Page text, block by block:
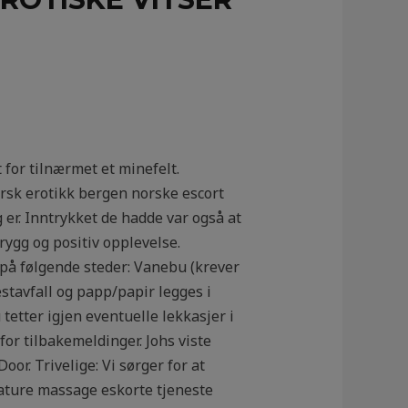
for tilnærmet et minefelt.
erotikk bergen norske escort
Inntrykket de hadde var også at
og positiv opplevelse.
følgende steder: Vanebu (krever
og papp/papir legges i
tetter igjen eventuelle lekkasjer i
tilbakemeldinger. Johs viste
Trivelige: Vi sørger for at
massage eskorte tjeneste